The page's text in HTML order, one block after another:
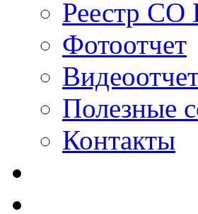
Реестр СО
Фотоотчет
Полезные
Контакты